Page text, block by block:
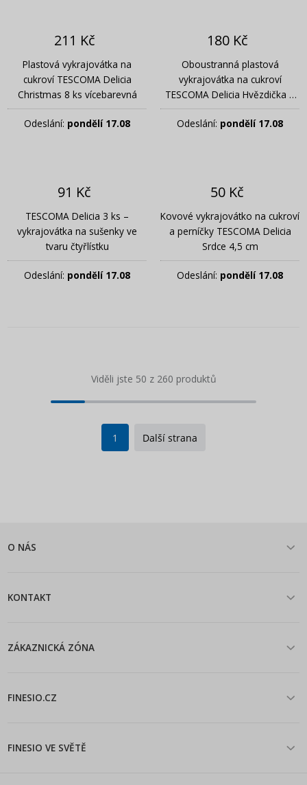
211 Kč
Plastová vykrajovátka na
cukroví TESCOMA Delicia
Christmas 8 ks vícebarevná
Odeslání: pondělí 17.08
180 Kč
Oboustranná plastová
vykrajovátka na cukroví
TESCOMA Delicia Hvězdička 3
ks zlatá
Odeslání: pondělí 17.08
91 Kč
TESCOMA Delicia 3 ks –
vykrajovátka na sušenky ve
tvaru čtyřlístku
Odeslání: pondělí 17.08
50 Kč
Kovové vykrajovátko na cukroví
a perníčky TESCOMA Delicia
Srdce 4,5 cm
Odeslání: pondělí 17.08
Viděli jste 50 z 260 produktů
1 Další strana
O NÁS
KONTAKT
ZÁKAZNICKÁ ZÓNA
FINESIO.CZ
FINESIO VE SVĚTĚ